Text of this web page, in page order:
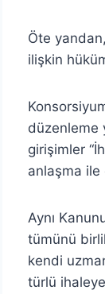
Öte
ilişkin
düzenleme
girişimler
anlaşma ile
Aynı
tümünü
kendi
türlü